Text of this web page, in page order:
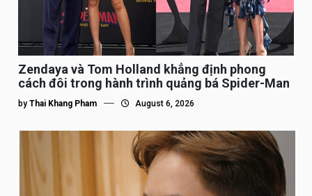
Zendaya và Tom Holland khẳng định phong
cách đôi trong hành trình quảng bá Spider-Man
by Thai Khang Pham August 6, 2026